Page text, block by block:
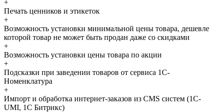
+
Печать ценников и этикеток
+
Возможность установки минимальной цены товара, дешевле
которой товар не может быть продан даже со скидками
+
Возможность установки цены товара по акции
+
Подсказки при заведении товаров от сервиса 1С-
Номенклатура
+
Импорт и обработка интернет-заказов из CMS систем (1С-
UMI, 1С Битрикс)